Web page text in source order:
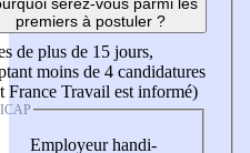
premiers à postuler ?
de plus de 15 jours,
moins de 4 candidatures
France Travail est informé)
Employeur handi-